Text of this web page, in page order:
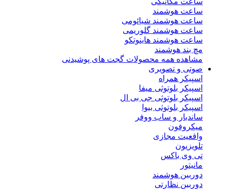
ساعت هوشمند
ساعت هوشمند شیائومی
ساعت هوشمند گلوریمی
ساعت هوشمند هاینوتکو
مچ بند هوشمند
مشاهده همه محصولات گجت های پوشیدنی
صوتی و تصویری
اسپیکر همراه
اسپیکر بلوتوثی میفا
اسپیکر بلوتوثی جی بی ال
اسپیکر بلوتوثی بیوا
ساندبار و ساب ووفر
میکروفون
واقعیت مجازی
تلویزیون
تی وی باکس
مانیتور
دوربین هوشمند
دوربین نظارتی